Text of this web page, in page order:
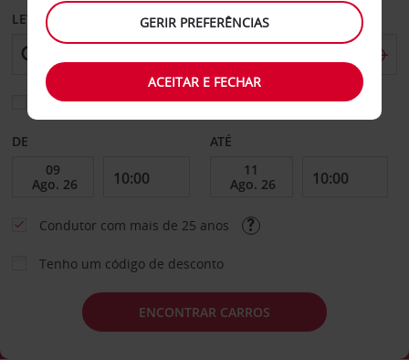
LEVANTAR EM
Escolher uma estação de devolução diferente
DE ATÉ
Condutor com mais de 25 anos
Tenho um código de desconto
ENCONTRAR CARROS
GERIR PREFERÊNCIAS
ACEITAR E FECHAR